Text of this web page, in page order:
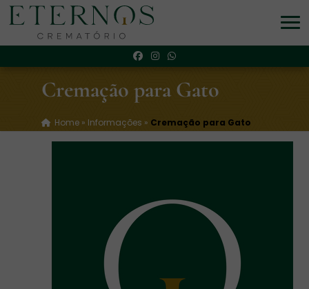
Cremação para Gato
Home» Informações » Cremação para Gato